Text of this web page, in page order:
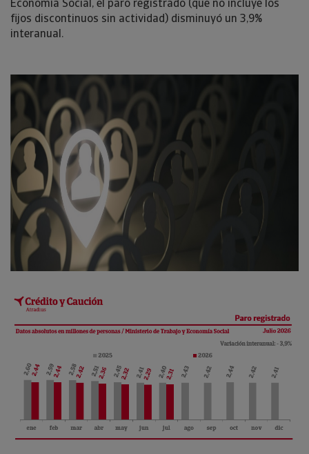
Economía Social, el paro registrado (que no incluye los
fijos discontinuos sin actividad) disminuyó un 3,9%
interanual.